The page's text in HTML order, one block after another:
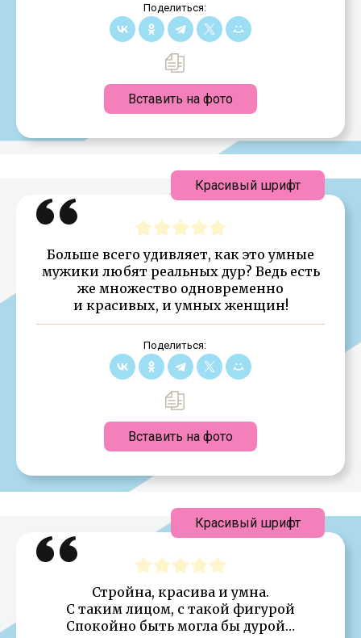
Поделиться:
Вставить на фото
Больше всего удивляет, как это умные
мужики любят реальных дур? Ведь есть
же множество одновременно
и красивых, и умных женщин!
Поделиться:
Вставить на фото
Красивый шрифт
Стройна, красива и умна.
С таким лицом, с такой фигурой
Спокойно быть могла бы дурой…
Красивый шрифт